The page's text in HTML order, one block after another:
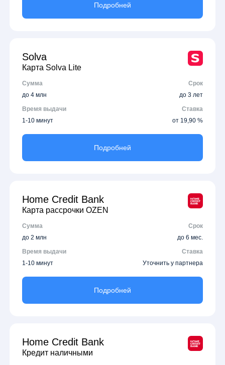
Подробней
Solva
Карта Solva Lite
Сумма
Срок
до 4 млн
до 3 лет
Время выдачи
Ставка
1-10 минут
от 19,90 %
Подробней
Home Credit Bank
Карта рассрочки OZEN
Сумма
Срок
до 2 млн
до 6 мес.
Время выдачи
Ставка
1-10 минут
Уточнить у партнера
Подробней
Home Credit Bank
Кредит наличными